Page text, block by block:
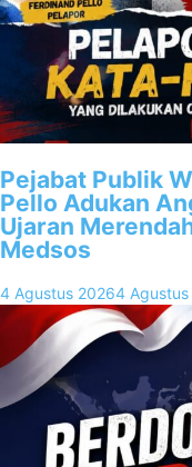
Pejabat Publik
Pello Adukan
Ujaran
Medsos
4 Agustus 20264